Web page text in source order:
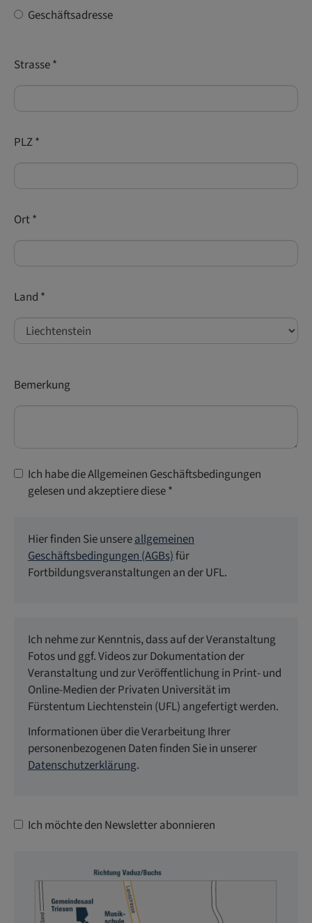
Geschäftsadresse
Strasse*
PLZ*
Ort*
Land *
Bemerkung
Ich habe die Allgemeinen Geschäfts­bedingungen
gelesen und akzeptiere diese*
Hier finden Sie unsereallgemeinen
Geschäftsbedingungen (AGBs)für
Fortbildungsveranstaltungen an der UFL.
Ich nehme zur Kenntnis, dass auf der Veranstaltung
Fotos und ggf. Videos zur Dokumentation der
Veranstaltung und zur Veröffentlichung in Print- und
Online-Medien der Privaten Universität im
Fürstentum Liechtenstein (UFL) angefertigt werden.
Informationen über die Verarbeitung Ihrer
personenbezogenen Daten finden Sie in unserer
Datenschutzerklärung.
Ich möchte den Newsletter abonnieren